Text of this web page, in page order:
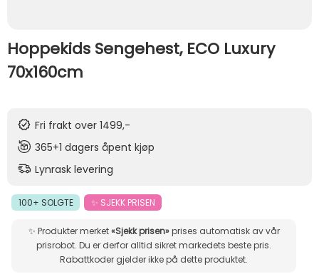
Hoppekids Sengehest, ECO Luxury
70x160cm
Fri frakt over 1499,-
365+1 dagers åpent kjøp
Lynrask levering
100+ SOLGTE ✨ SJEKK PRISEN
✨ Produkter merket«Sjekk prisen»prises automatisk av vår
prisrobot. Du er derfor alltid sikret markedets beste pris.
Rabattkoder gjelder ikke på dette produktet.